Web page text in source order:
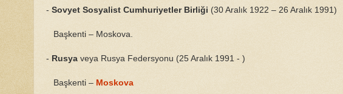
- Sovyet Sosyalist Cumhuriyetler Birliği (30 Aralık 1922 – 26 Aralık 1991)
Başkenti – Moskova.
- Rusya veya Rusya Federsyonu (25 Aralık 1991 - )
Başkenti – Moskova